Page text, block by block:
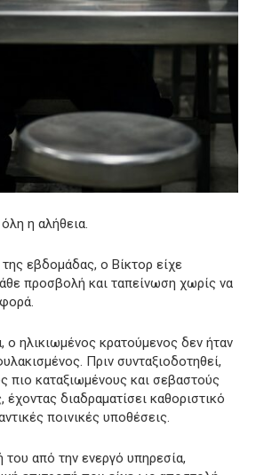
η αλήθεια.
της εβδομάδας, ο Βίκτορ είχε
προσβολή και ταπείνωση χωρίς να
ο ηλικιωμένος κρατούμενος δεν ήταν
Πριν συνταξιοδοτηθεί,
πιο καταξιωμένους και σεβαστούς
διαδραματίσει καθοριστικό
ποινικές υποθέσεις.
από την ενεργό υπηρεσία,